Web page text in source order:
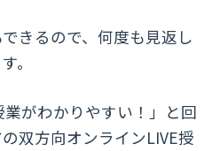
きるので、何度も見返し
。
がわかりやすい！」と回
双方向オンラインLIVE授